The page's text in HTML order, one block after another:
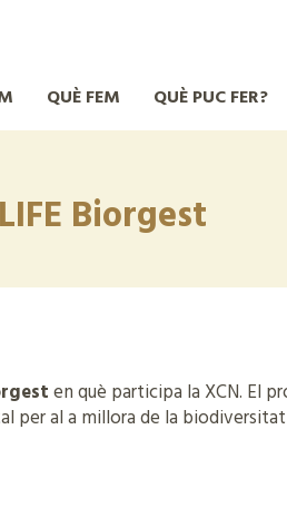
QUÈ FEM QUÈ PUC FER?
Biorgest
en què participa la XCN. El
per al a millora de la